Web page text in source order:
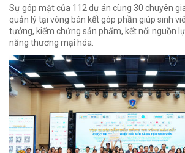
Sự góp mặt của 112 dự án cùng 30 chuyên
quản lý tại vòng bán kết góp phần giúp sinh
tưởng, kiểm chứng sản phẩm, kết nối nguồn
năng thương mại hóa.